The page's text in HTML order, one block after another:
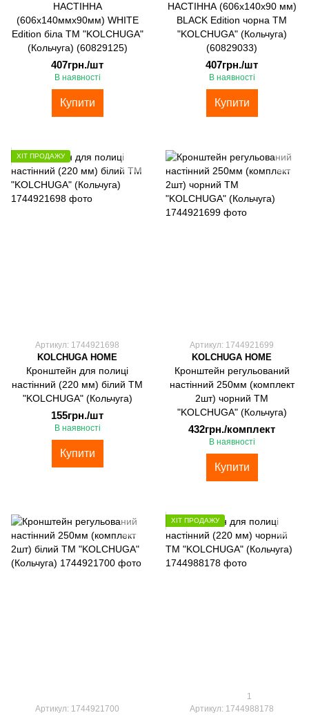
НАСТІННА
(606х140ммх90мм) WHITE
Edition біла ТМ "KOLCHUGA"
(Кольчуга) (60829125)
407грн./шт
В наявності
Купити
НАСТІННА (606х140х90 мм)
BLACK Edition чорна ТМ
"KOLCHUGA" (Кольчуга)
(60829033)
407грн./шт
В наявності
Купити
ХІТ ПРОДАЖУ
Артикул: 1744921698
KOLCHUGA HOME
Кронштейн для полиці
настінний (220 мм) білий ТМ
"KOLCHUGA" (Кольчуга)
155грн./шт
В наявності
Купити
Артикул: 1744921699
KOLCHUGA HOME
Кронштейн регульований
настінний 250мм (комплект
2шт) чорний ТМ
"KOLCHUGA" (Кольчуга)
432грн./комплект
В наявності
Купити
Артикул: 1744921700
ХІТ ПРОДАЖУ
1
Артикул: 1744988178